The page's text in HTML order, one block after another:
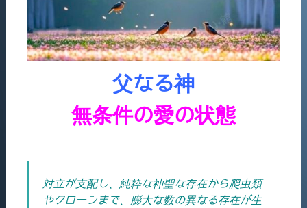
父なる神
無条件の愛の状態
対立が支配し、純粋な神聖な存在から爬虫類
やクローンまで、膨大な数の異なる存在が生